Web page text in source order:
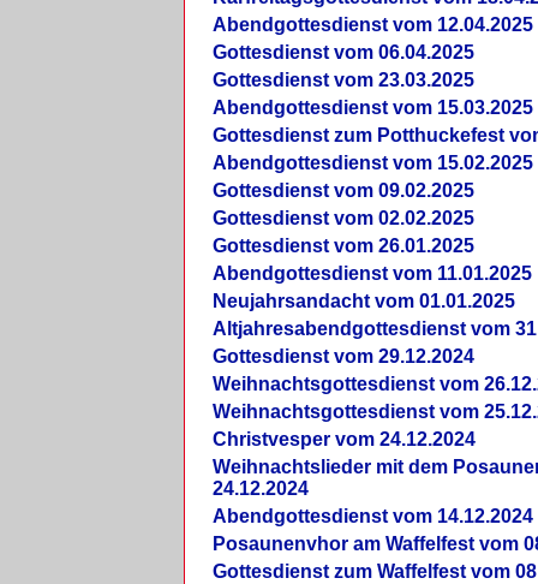
Abendgottesdienst vom 12.04.2025
Gottesdienst vom 06.04.2025
Gottesdienst vom 23.03.2025
Abendgottesdienst vom 15.03.2025
Gottesdienst zum Potthuckefest
Abendgottesdienst vom 15.02.2025
Gottesdienst vom 09.02.2025
Gottesdienst vom 02.02.2025
Gottesdienst vom 26.01.2025
Abendgottesdienst vom 11.01.2025
Neujahrsandacht vom 01.01.2025
Altjahresabendgottesdienst vom
Gottesdienst vom 29.12.2024
Weihnachtsgottesdienst vom
Weihnachtsgottesdienst vom
Christvesper vom 24.12.2024
Weihnachtslieder mit dem
24.12.2024
Abendgottesdienst vom 14.12.2024
Posaunenvhor am Waffelfest vom
Gottesdienst zum Waffelfest vom